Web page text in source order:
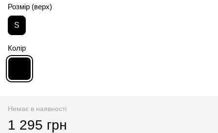
Розмір (верх)
S
Колір
Немає в наявності
1 295 грн